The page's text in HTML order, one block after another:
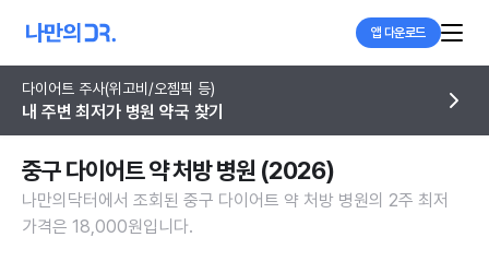
앱 다운로드
다이어트 주사(위고비/오젬픽 등)
내 주변 최저가 병원 약국 찾기
중구 다이어트 약 처방 병원 (2026)
나만의닥터에서 조회된 중구 다이어트 약 처방 병원의 2주 최저
가격은 18,000원입니다.